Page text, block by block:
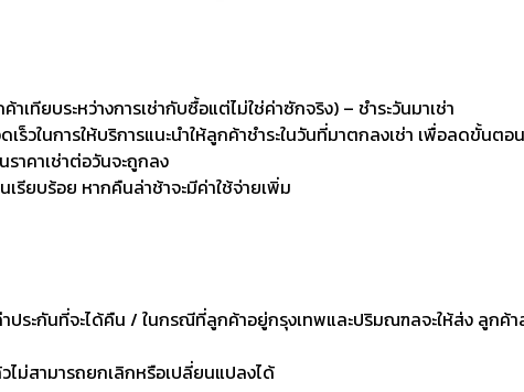
เทียบระหว่างการเช่ากับซื้อแต่ไม่ใช่ค่าซักจริง) – ชำระวันมาเช่า
วในการให้บริการแนะนำให้ลูกค้าชำระในวันที่มาตกลงเช่า เพื่อลดขั้นตอ
ราคาเช่าต่อวันจะถูกลง
รียบร้อย หากคืนล่าช้าจะมีค่าใช้จ่ายเพิ่ม
ระกันที่จะได้คืน / ในกรณีที่ลูกค้าอยู่กรุงเทพและปริมณฑลจะให้ส่ง ลูกค้า
ไม่สามารถยกเลิกหรือเปลี่ยนแปลงได้